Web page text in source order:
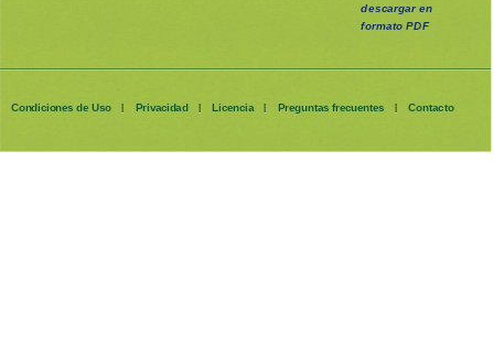
descargar en
formato PDF
Condiciones de Uso | Privacidad | Licencia | Preguntas frecuentes | Contacto